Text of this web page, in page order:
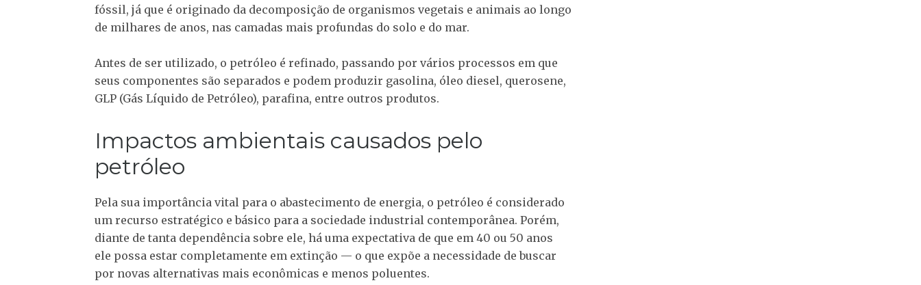
fóssil, já que é originado da decomposição de organismos vegetais e animais ao longo
de milhares de anos, nas camadas mais profundas do solo e do mar.
Antes de ser utilizado, o petróleo é refinado, passando por vários processos em que
seus componentes são separados e podem produzir gasolina, óleo diesel, querosene,
GLP (Gás Líquido de Petróleo), parafina, entre outros produtos.
Impactos ambientais causados pelo
petróleo
Pela sua importância vital para o abastecimento de energia, o petróleo é considerado
um recurso estratégico e básico para a sociedade industrial contemporânea. Porém,
diante de tanta dependência sobre ele, há uma expectativa de que em 40 ou 50 anos
ele possa estar completamente em extinção — o que expõe a necessidade de buscar
por novas alternativas mais econômicas e menos poluentes.